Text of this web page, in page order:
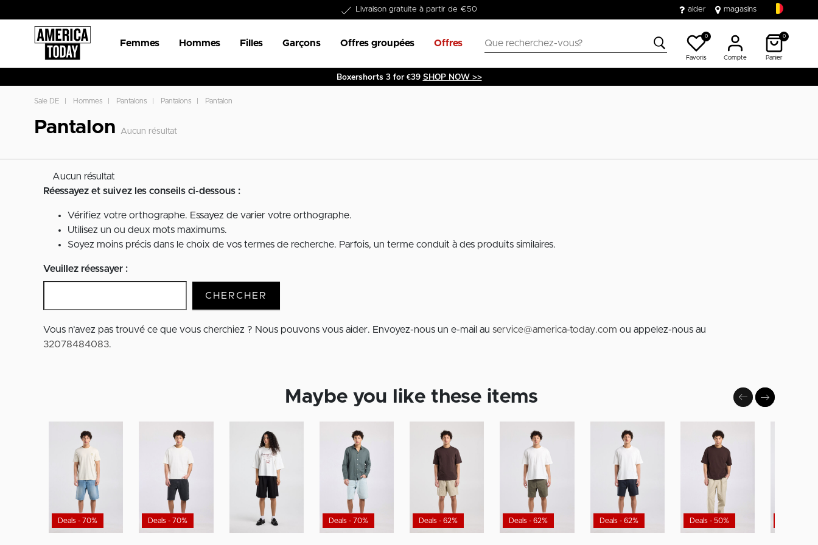
Livraison gratuite à partir de €50 aider magasins
Femmes Hommes Filles Garçons Offres groupées Offres
0
Favoris Compte
0
Panier
Boxershorts 3 for €39 SHOP NOW >>
Sale DE Hommes Pantalons Pantalons Pantalon
Pantalon Aucun résultat
Aucun résultat
Réessayez et suivez les conseils ci-dessous :
Vérifiez votre orthographe. Essayez de varier votre orthographe.
Utilisez un ou deux mots maximums.
Soyez moins précis dans le choix de vos termes de recherche. Parfois, un terme conduit à des produits similaires.
Veuillez réessayer :
CHERCHER
Vous n’avez pas trouvé ce que vous cherchiez ? Nous pouvons vous aider. Envoyez-nous un e-mail au service@america-today.com ou appelez-nous au
32078484083.
Maybe you like these items
Deals - 70% Deals - 70% Deals - 70% Deals - 62% Deals - 62% Deals - 62% Deals - 50%